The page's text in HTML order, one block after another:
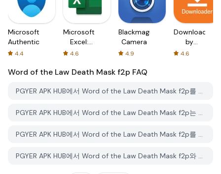
Microsoft
Authenticator
4.4
Microsoft
Excel:
Spreadsheets
4.6
Blackmagic
Camera
4.9
Downloader
by
AFTVnews
4.6
Word of the Law Death Mask f2p FAQ
PGYER APK HUB에서 Word of the Law Death Mask f2p를 다운로드하는 방법은 무엇인가요?
PGYER APK HUB에서 Word of the Law Death Mask f2p는 무료로 다운로드할 수 있나요?
PGYER APK HUB에서 Word of the Law Death Mask f2p를 다운로드하려면 계정이 필요한가요?
PGYER APK HUB에서 Word of the Law Death Mask f2p와 관련된 문제를 신고하는 방법은 무엇인가요?